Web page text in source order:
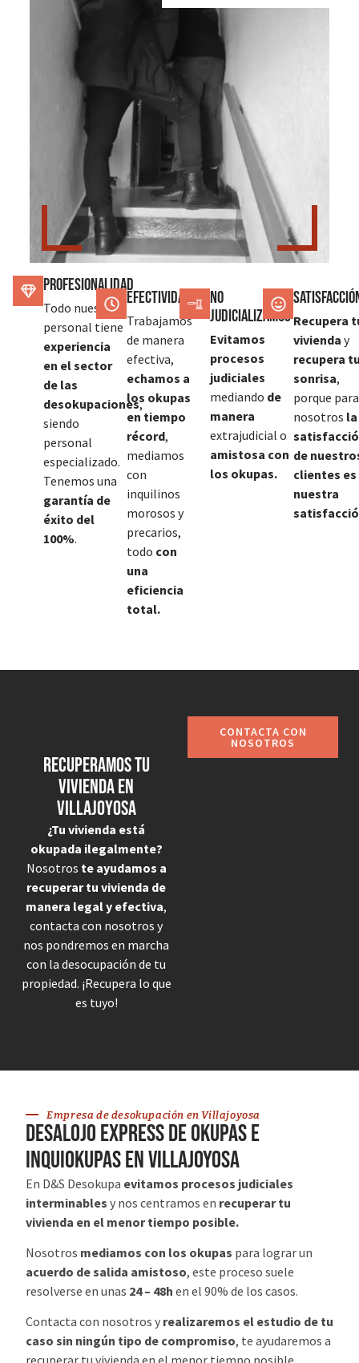
Profesionalidad
Todo nuestro
personal tiene
experiencia
en el sector
de las
desokupaciones,
siendo
personal
especializado.
Tenemos una
garantía de
éxito del
100%.
Efectividad
Trabajamos
de manera
efectiva,
echamos a
los okupas
en tiempo
récord,
mediamos
con
inquilinos
morosos y
precarios,
todo con
una
eficiencia
total.
No
judicializamos
Evitamos
procesos
judiciales
mediando de
manera
extrajudicial o
amistosa con
los okupas.
Recupera
vivienda y
recupera
sonrisa,
porque para
nosotros la
de
clientes es
nuestra
Recuperamos tu
vivienda en
Villajoyosa
¿Tu vivienda está
okupada ilegalmente?
Nosotros te ayudamos a
recuperar tu vivienda de
manera legal y efectiva,
contacta con nosotros y
nos pondremos en marcha
con la desocupación de tu
propiedad. ¡Recupera lo que
es tuyo!
CONTACTA CON
NOSOTROS
Empresa de desokupación en Villajoyosa
desalojo express de okupas e
inquiokupas en Villajoyosa
En D&S Desokupa evitamos procesos judiciales
interminables y nos centramos en recuperar tu
vivienda en el menor tiempo posible.
Nosotros mediamos con los okupas para lograr un
acuerdo de salida amistoso, este proceso suele
resolverse en unas 24 – 48h en el 90% de los casos.
Contacta con nosotros y realizaremos el estudio de tu
caso sin ningún tipo de compromiso, te ayudaremos a